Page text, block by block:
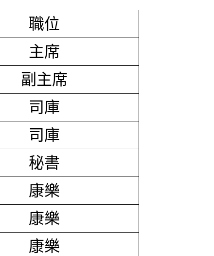
職位
主席
副主席
司庫
司庫
秘書
康樂
康樂
康樂